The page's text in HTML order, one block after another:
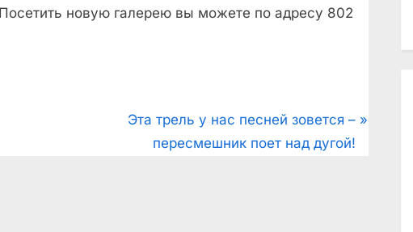
новую галерею вы можете по адресу 802
N
Эта трель у нас песней зовется –
пересмешник поет над дугой!